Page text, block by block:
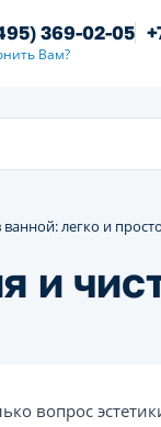
369-02-05
Вам?
легко и просто
и
вопрос